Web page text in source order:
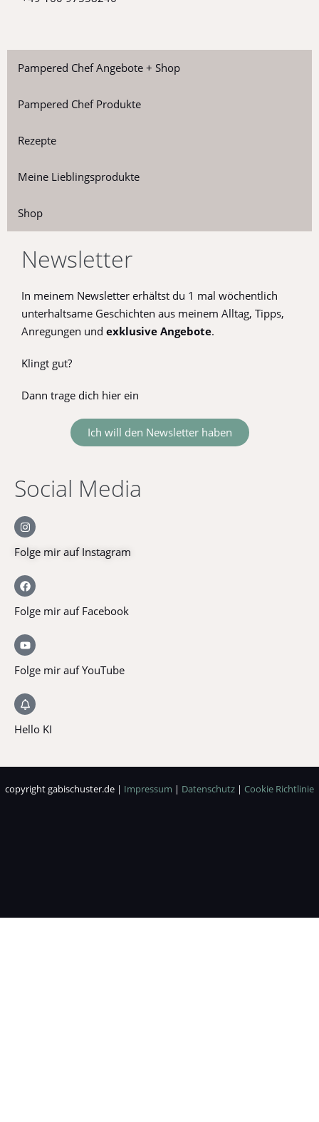
Pampered Chef Angebote + Shop
Pampered Chef Produkte
Rezepte
Meine Lieblingsprodukte
Shop
Newsletter
In meinem Newsletter erhältst du 1 mal wöchentlich
unterhaltsame Geschichten aus meinem Alltag, Tipps,
Anregungen und exklusive Angebote.
Klingt gut?
Dann trage dich hier ein
Ich will den Newsletter haben
Social Media
Folge mir auf Instagram
Folge mir auf Facebook
Folge mir auf YouTube
Hello KI
copyright gabischuster.de | Impressum | Datenschutz | Cookie Richtlinie